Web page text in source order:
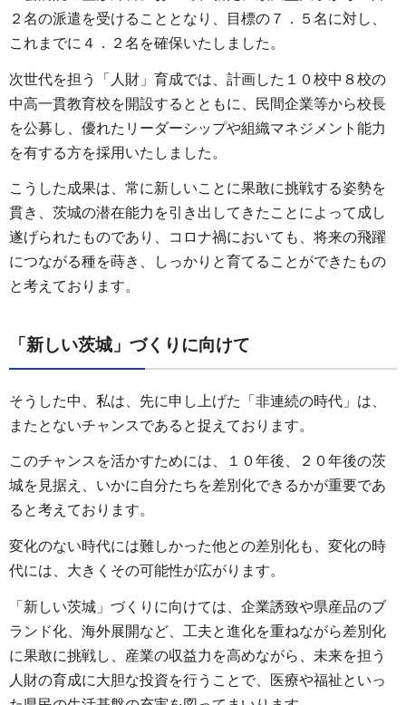
２名の派遣を受けることとなり、目標の７．５名に対し、
これまでに４．２名を確保いたしました。
次世代を担う「人財」育成では、計画した１０校中８校の
中高一貫教育校を開設するとともに、民間企業等から校長
を公募し、優れたリーダーシップや組織マネジメント能力
を有する方を採用いたしました。
こうした成果は、常に新しいことに果敢に挑戦する姿勢を
貫き、茨城の潜在能力を引き出してきたことによって成し
遂げられたものであり、コロナ禍においても、将来の飛躍
につながる種を蒔き、しっかりと育てることができたもの
と考えております。
「新しい茨城」づくりに向けて
そうした中、私は、先に申し上げた「非連続の時代」は、
またとないチャンスであると捉えております。
このチャンスを活かすためには、１０年後、２０年後の茨
城を見据え、いかに自分たちを差別化できるかが重要であ
ると考えております。
変化のない時代には難しかった他との差別化も、変化の時
代には、大きくその可能性が広がります。
「新しい茨城」づくりに向けては、企業誘致や県産品のブ
ランド化、海外展開など、工夫と進化を重ねながら差別化
に果敢に挑戦し、産業の収益力を高めながら、未来を担う
人財の育成に大胆な投資を行うことで、医療や福祉といっ